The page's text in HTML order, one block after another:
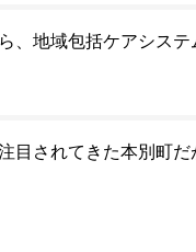
、地域包括ケアシス
目されてきた本別町